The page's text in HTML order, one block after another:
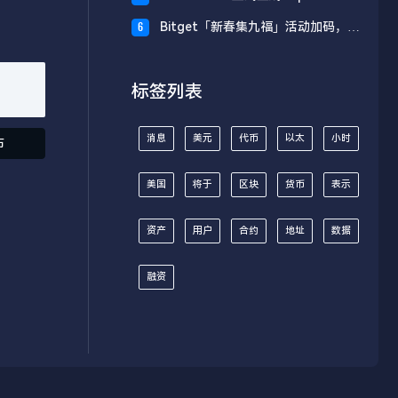
6
Bitget「新春集九福」活动加码，报
标签列表
消息 美元 代币 以太 小时
美国 将于 区块 货币 表示
资产 用户 合约 地址 数据
融资